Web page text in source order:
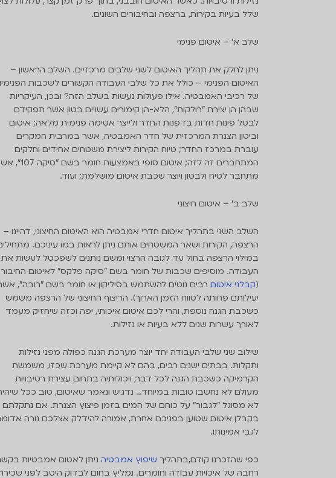
אמבטיה
שלל בעיות בקירות, ברצפה ובחיבורים השונים.
שלב א' – איטום פנימי
ניתן לחלק את תהליך האיטום לשני שלבים מרכזיים. השלב הראשון –
האיטום הפנימי – כולל את כל שלבי העבודה הקשורים לשכבות
של רכיבי האמבטיה. אילו פעולות נעשות בשלב הזה? ובכן, העיקריות
שבהן הן יצירת "רולקות", הלא-הן קימורים עשויים בטון אשר תפקידם
לבטל פינות חדות בדפנות החדר ולייצר אטימה פנימית מלאה; איטום
וביטון הצנרת המרכזית של חדר האמבטיה, אשר במרבית המקרים
עוברת במרכז החדר; טיוח הקירות ליצירת משטחים אחידים וחלקים
המתחברים זה לזה; איטום סופי באמצעות חומר בשם
מתחבר לטיח ולבטון ויוצר שכבת איטום מושלמת; ועוד.
שלב ב' – איטום חיצוני
השלב השני בתהליך איטום חדרי אמבטיה הוא האיטום החיצוני, דהיינו –
הרצפה, הקירות ושאר המשטחים אותם ניתן לראות במו עיניכם.
במילוי הרצפה בחול עד לגובה הרצוי ומשם נותנים לשפכטל לעשות את
העבודה. מוסיפים שכבות של חומר בשם "סיקה פלקס" לאיטום
(קבלני איטום רבים נוטים להשתמש בסיליקון או חומר בשם "רובה",
יעילותם פחותה לטווח הזמן הארוך). הריצוף החיצוני של הרצפה משמש
כשכבת הגנה נוספת, והרי לכם איטום איכותי, יפה וכזה שיחזיק מעמד
לאורך עשרות שנים ללא בעיות או נזילות.
שילוב שני שלבי העבודה יחד יוצר מערכת הגנה כפולה מפני נזילות
ותקלות. בבתים ישנים רבים, בהם לא קיימת מערכת שכזו, משמשת
הקרמיקה כשכבת הגנה לכל דבר, ויכולותיה בתחום עצירת רטיבויות
מעולם לא נחשבו טובות במיוחד… נדגיש ונאמר שאיטום, טוב ככל
לא מסוגל "לגבור" על כוחם של המים בזמן פיצוץ הצנרת. אם נתקלתם
בקבלן איטום שטוען בפניכם אחרת, אמורה להידלק אצלכם נורה
לגבי אמינותו.
כפי שהזכרנו קודם,בתהליך שיפוץ אמבטיה ניתן לאטום אמבטיות
רחבה של איכויות עבודה וחומרים. נמליץ בחום לבדוק היטב לפני